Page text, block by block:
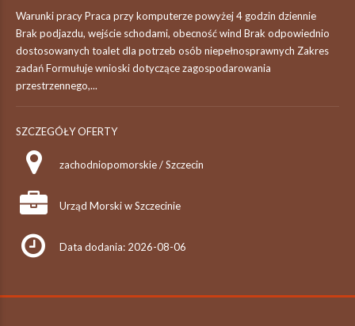
Warunki pracy Praca przy komputerze powyżej 4 godzin dziennie
Brak podjazdu, wejście schodami, obecność wind Brak odpowiednio
dostosowanych toalet dla potrzeb osób niepełnosprawnych Zakres
zadań Formułuje wnioski dotyczące zagospodarowania
przestrzennego,...
SZCZEGÓŁY OFERTY
zachodniopomorskie / Szczecin
Urząd Morski w Szczecinie
Data dodania: 2026-08-06